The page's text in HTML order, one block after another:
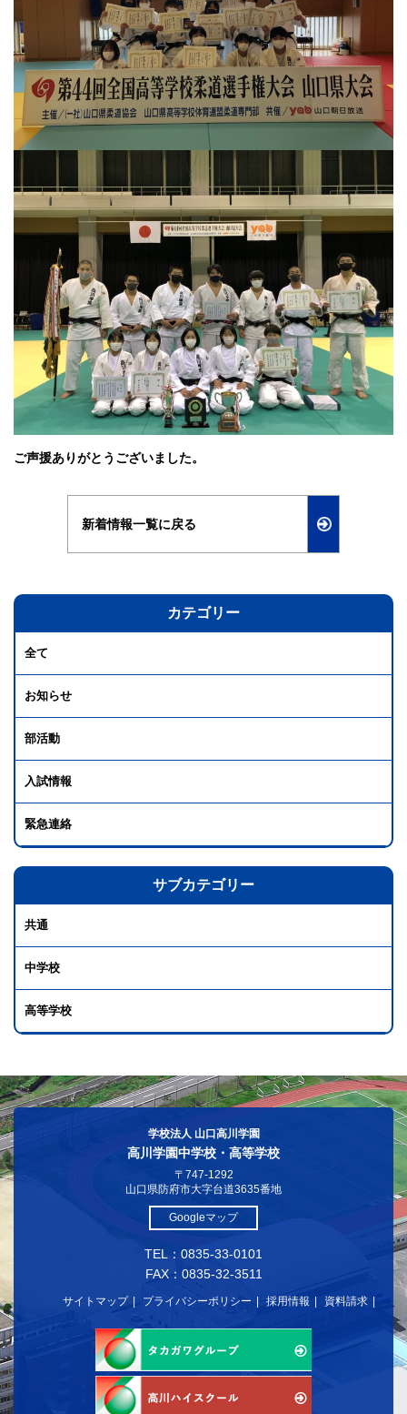
ご声援ありがとうございました。
新着情報一覧に戻る
カテゴリー
全て
お知らせ
部活動
入試情報
緊急連絡
サブカテゴリー
共通
中学校
高等学校
学校法人 山口高川学園
高川学園中学校・高等学校
〒747-1292
山口県防府市大字台道3635番地
Googleマップ
TEL：0835-33-0101
FAX：0835-32-3511
サイトマップ プライバシーポリシー 採用情報 資料請求